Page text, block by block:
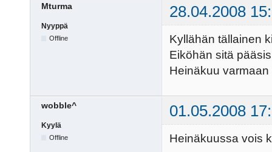
Mturma 28.04.2008
Nyyppä
Offline
Kyllähän tällainen
Eiköhän sitä
Heinäkuu
wobble^ 01.05.2008
Kyylä
Offline Heinäkuussa vois